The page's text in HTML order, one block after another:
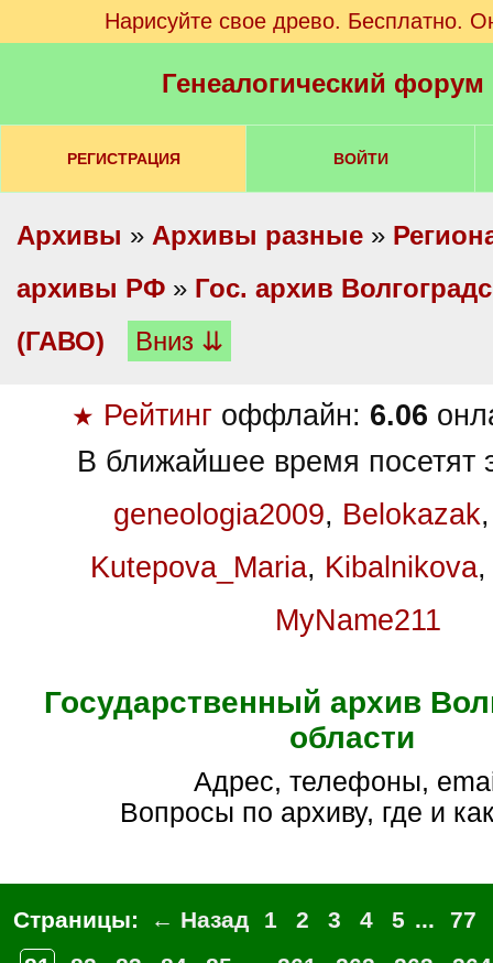
Нарисуйте свое древо. Бесплатно.
Генеалогический
РЕГИСТРАЦИЯ ВОЙТИ
Архивы » Архивы разные »
архивы РФ » Гос. архив
(ГАВО)
Вниз ⇊
★ Рейтинг оффлайн: 6.06
В ближайшее время посетят
geneologia2009, Belokazak
Kutepova_Maria, Kibalnikova
MyName211
Государственный архив
области
Адрес, телефоны,
Вопросы по архиву, где и
Страницы: ← Назад 1 2 3 4 5 ...
77